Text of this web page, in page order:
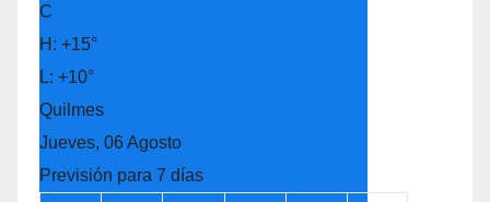
C
H: +15°
L: +10°
Quilmes
Jueves, 06 Agosto
Previsión para 7 días